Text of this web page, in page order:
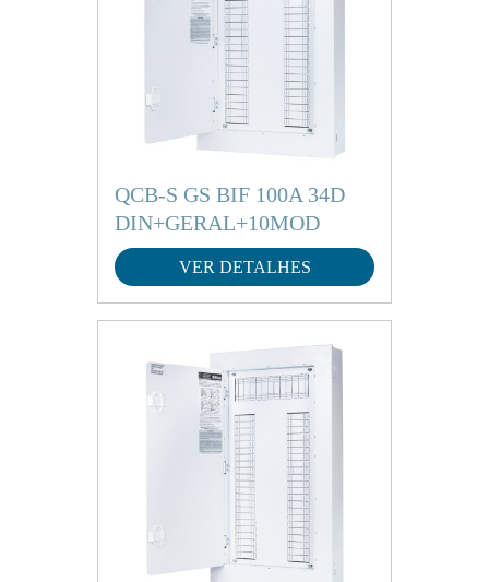
QCB-S GS BIF 100A 34D
DIN+GERAL+10MOD
VER DETALHES